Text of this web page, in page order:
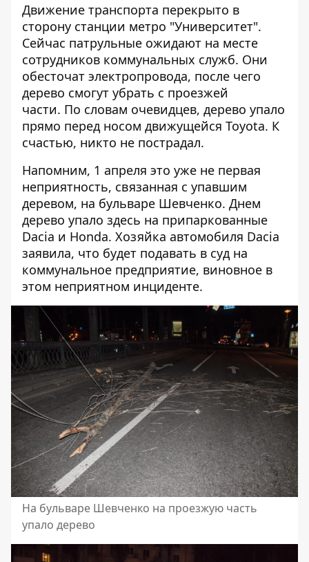
Движение транспорта перекрыто в
сторону станции метро "Университет".
Сейчас патрульные ожидают на месте
сотрудников коммунальных служб. Они
обесточат электропровода, после чего
дерево смогут убрать с проезжей
части. По словам очевидцев, дерево упало
прямо перед носом движущейся Toyota. К
счастью, никто не пострадал.
Напомним, 1 апреля это уже не первая
неприятность, связанная с упавшим
деревом, на бульваре Шевченко. Днем
дерево упало здесь на припаркованные
Dacia и Honda. Хозяйка автомобиля Dacia
заявила, что будет подавать в суд на
коммунальное предприятие, виновное в
этом неприятном инциденте.
На бульваре Шевченко на проезжую часть
упало дерево